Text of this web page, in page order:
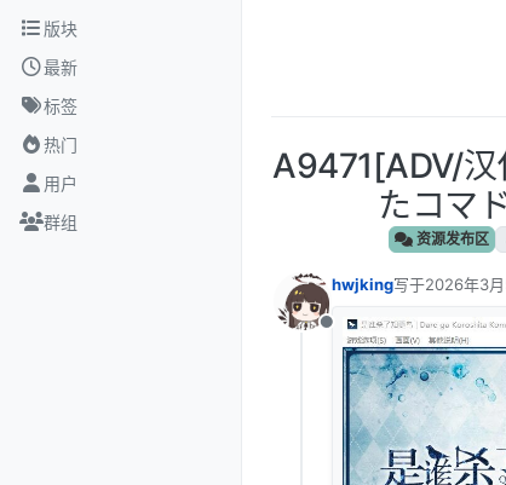
跳转至内容
版块
最新
标签
热门
用户
群组
A9471[ADV/汉
たコマ
资源发布区
离线
hwjking写于2026年3
最后由 编辑